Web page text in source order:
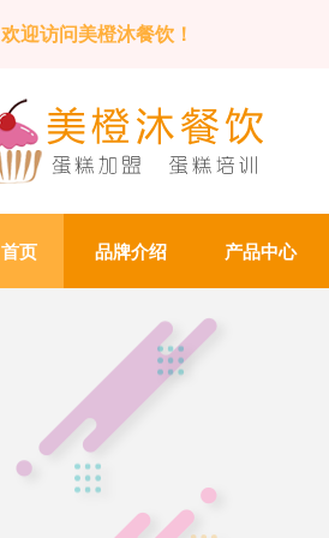
欢迎访问美橙沐餐饮！
首页 品牌介绍 产品中心